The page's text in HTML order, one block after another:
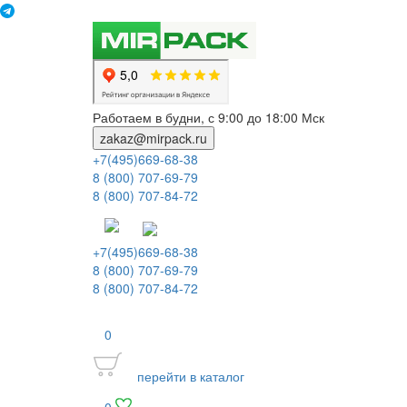
Работаем в будни, с 9:00 до 18:00 Мск
zakaz@mirpack.ru
+7(495)669-68-38
8 (800) 707-69-79
8 (800) 707-84-72
+7(495)669-68-38
8 (800) 707-69-79
8 (800) 707-84-72
0
перейти в каталог